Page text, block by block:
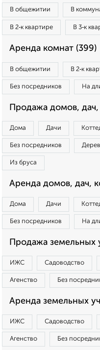
В общежитии В
В 2‑к квартире В 3‑к
Аренда комнат (399)
В общежитии В 2‑к
Без посредников На
Продажа домов,
Дома Дачи
Без посредников
Из бруса
Аренда домов, дач,
Дома Дачи
Без посредников На
Продажа земельных
ИЖС Садоводство
Агенство Без
Аренда земельных
ИЖС Садоводство
Агенство Без